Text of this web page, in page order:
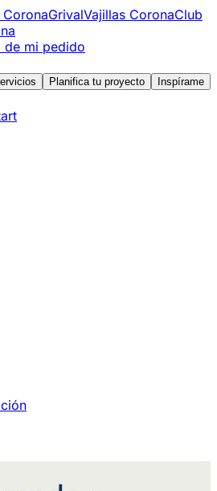
CoronaGrivalVajillas CoronaClub
de mi pedido
Planifica tu proyecto
Inspírame